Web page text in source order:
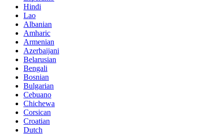
Hindi
Lao
Albanian
Amharic
Armenian
Azerbaijani
Belarusian
Bengali
Bosnian
Bulgarian
Cebuano
Chichewa
Corsican
Croatian
Dutch